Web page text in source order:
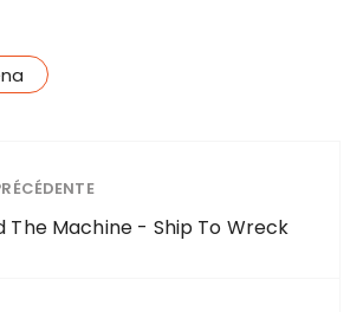
The Machine - Ship To Wreck